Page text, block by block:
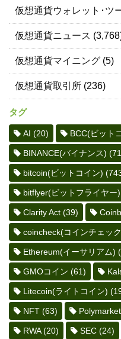
仮想通貨ウォレット･ツ
仮想通貨ニュース
仮想通貨マイニング (5)
仮想通貨取引所 (236)
タグ
AI (20) BCC(ビット
BINANCE(バイナンス)
bitcoin(ビットコイン)
bitflyer(ビットフライヤー)
Clarity Act (39)
coincheck(コインチェッ
Ethereum(イーサリアム)
GMOコイン (61)
Litecoin(ライトコイン)
NFT (63) Polymarket
RWA(20) SEC (24)